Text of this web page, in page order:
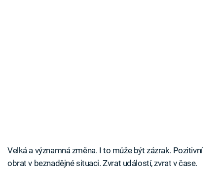
Velká a významná změna. I to může být zázrak. Pozitivní
obrat v beznadějné situaci. Zvrat událostí, zvrat v čase.